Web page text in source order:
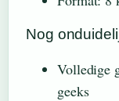
Nog
Volledige
geeks